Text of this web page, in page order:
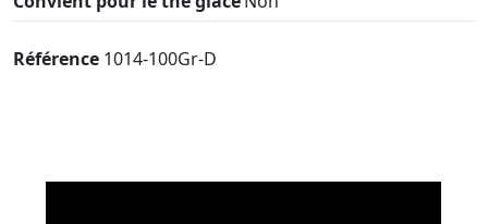
Référence 1014-100Gr-D